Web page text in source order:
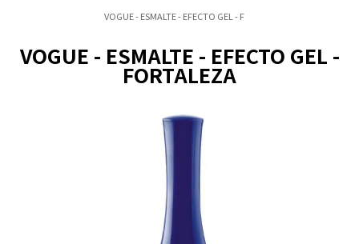
VOGUE - ESMALTE - EFECTO GEL - FORTALEZA
VOGUE - ESMALTE - EFECTO GEL -
FORTALEZA